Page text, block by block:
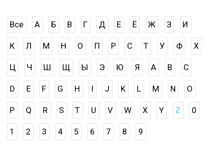
Все А Б В Г Д Е Ё Ж З И
К Л М Н О П Р С Т У Ф Х
Ц Ч Ш Щ Ы Э Ю Я A B C
D E F G H I J K L M N O
P Q R S T U V W X Y Z 0
1 2 3 4 5 6 7 8 9